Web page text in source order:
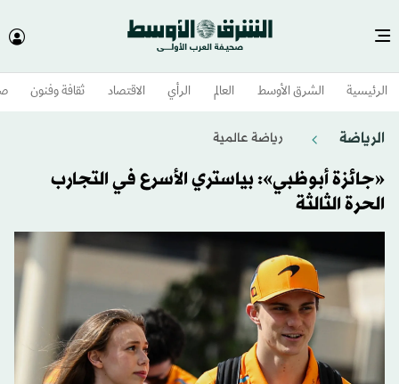
الرئيسية الشرق الأوسط​ العالم الرأي الاقتصاد ثقافة وفنون
الرياضة رياضة عالمية
«جائزة أبوظبي»: بياستري الأسرع في التجارب
الحرة الثالثة